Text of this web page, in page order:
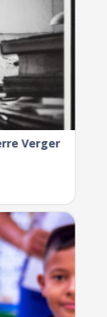
Verger